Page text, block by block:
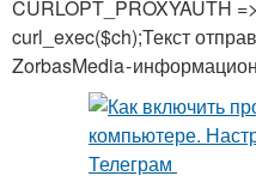
CURLOPT_PROXYAUTH
curl_exec($ch);Текст
ZorbasMedia -